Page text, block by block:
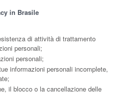
in Brasile
di attività di trattamento
personali;
personali;
informazioni personali incomplete,
il blocco o la cancellazione delle